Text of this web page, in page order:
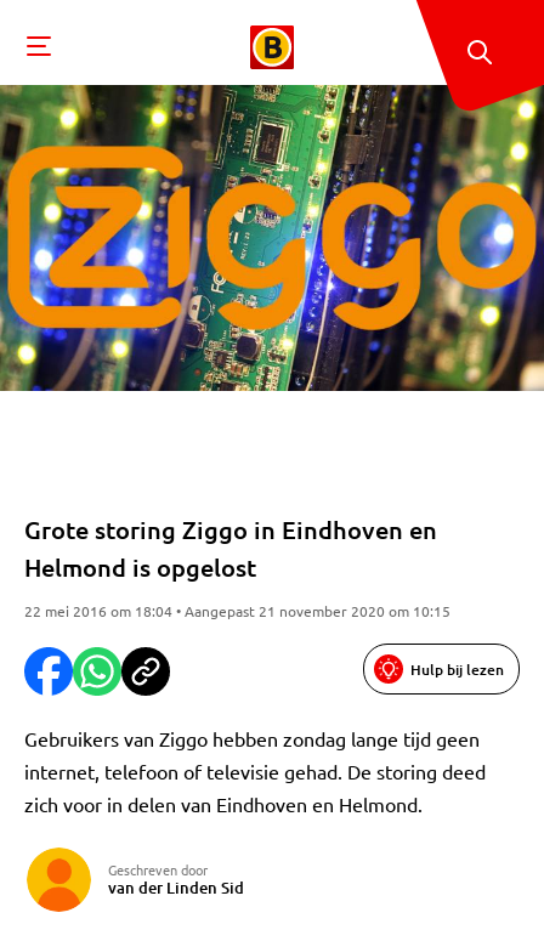
Grote storing Ziggo in Eindhoven en
Helmond is opgelost
22 mei 2016 om 18:04 • Aangepast 21 november 2020 om 10:15
Hulp bij lezen
Gebruikers van Ziggo hebben zondag lange tijd geen
internet, telefoon of televisie gehad. De storing deed
zich voor in delen van Eindhoven en Helmond.
Geschreven door
van der Linden Sid